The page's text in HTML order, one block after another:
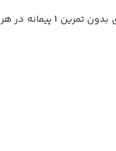
1 پیمانه در هر